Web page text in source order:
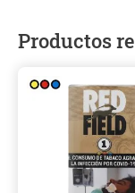
Productos